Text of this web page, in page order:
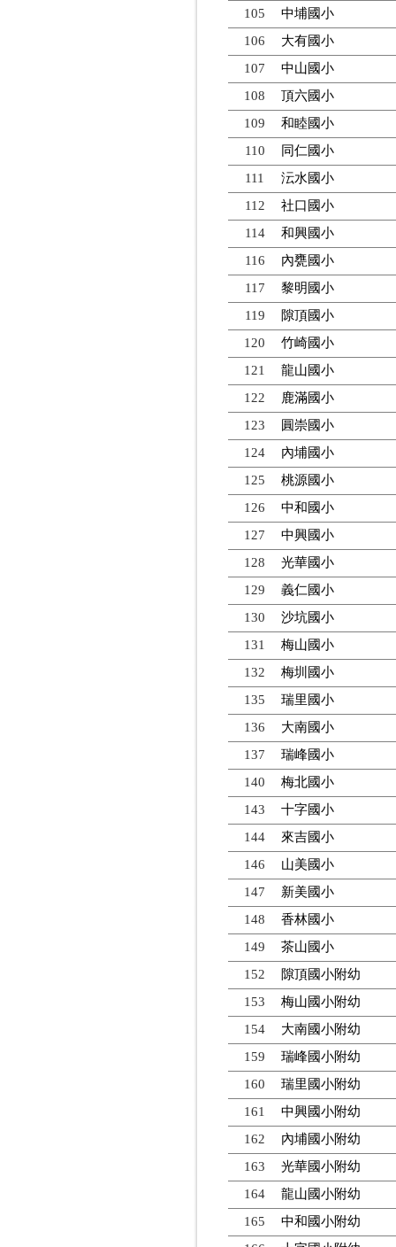
105
中埔國小
106
大有國小
107
中山國小
108
頂六國小
109
和睦國小
110
同仁國小
111
沄水國小
112
社口國小
114
和興國小
116
內甕國小
117
黎明國小
119
隙頂國小
120
竹崎國小
121
龍山國小
122
鹿滿國小
123
圓崇國小
124
內埔國小
125
桃源國小
126
中和國小
127
中興國小
128
光華國小
129
義仁國小
130
沙坑國小
131
梅山國小
132
梅圳國小
135
瑞里國小
136
大南國小
137
瑞峰國小
140
梅北國小
143
十字國小
144
來吉國小
146
山美國小
147
新美國小
148
香林國小
149
茶山國小
152
隙頂國小附幼
153
梅山國小附幼
154
大南國小附幼
159
瑞峰國小附幼
160
瑞里國小附幼
161
中興國小附幼
162
內埔國小附幼
163
光華國小附幼
164
龍山國小附幼
165
中和國小附幼